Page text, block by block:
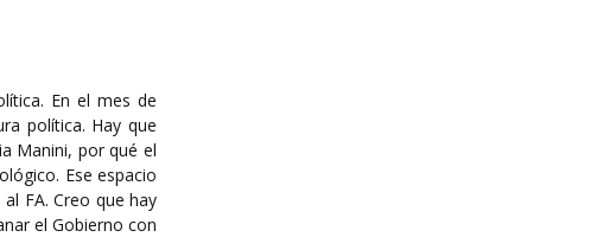
En el mes de
política. Hay que
Manini, por qué el
Ese espacio
FA. Creo que hay
el Gobierno con